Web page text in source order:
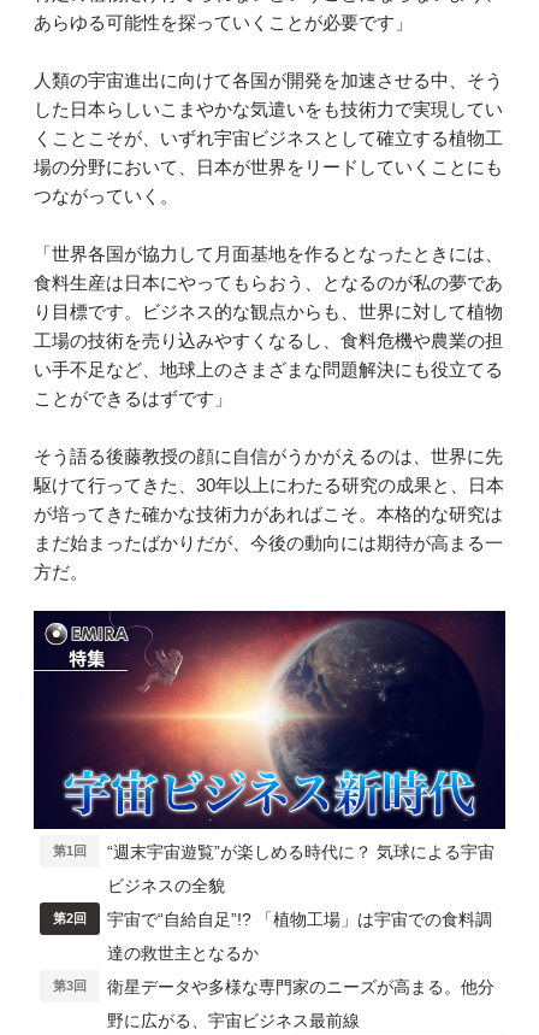
あらゆる可能性を探っていくことが必要です」
人類の宇宙進出に向けて各国が開発を加速させる中、そう
した日本らしいこまやかな気遣いをも技術力で実現してい
くことこそが、いずれ宇宙ビジネスとして確立する植物工
場の分野において、日本が世界をリードしていくことにも
つながっていく。
「世界各国が協力して月面基地を作るとなったときには、
食料生産は日本にやってもらおう、となるのが私の夢であ
り目標です。ビジネス的な観点からも、世界に対して植物
工場の技術を売り込みやすくなるし、食料危機や農業の担
い手不足など、地球上のさまざまな問題解決にも役立てる
ことができるはずです」
そう語る後藤教授の顔に自信がうかがえるのは、世界に先
駆けて行ってきた、30年以上にわたる研究の成果と、日本
が培ってきた確かな技術力があればこそ。本格的な研究は
まだ始まったばかりだが、今後の動向には期待が高まる一
方だ。
第1回
“週末宇宙遊覧”が楽しめる時代に？ 気球による宇宙
ビジネスの全貌
第2回
宇宙で“自給自足”!? 「植物工場」は宇宙での食料調
達の救世主となるか
第3回
衛星データや多様な専門家のニーズが高まる。他分
野に広がる、宇宙ビジネス最前線